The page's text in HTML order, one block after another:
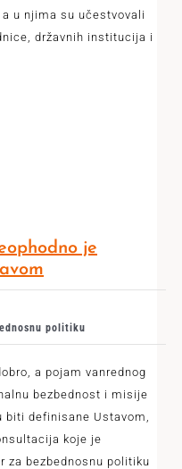
u njima su učestvovali
državnih institucija i
je
politiku
a pojam vanrednog
bezbednost i misije
definisane Ustavom,
koje je
za bezbednosnu politiku